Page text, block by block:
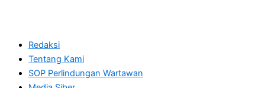
Redaksi
Tentang Kami
SOP Perlindungan Wartawan